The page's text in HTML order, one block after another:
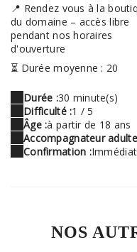
📍 Rendez vous à la
du domaine – accès libre
pendant nos horaires
d'ouverture
⏳ Durée moyenne : 20
Durée :30 minute(s)
Difficulté :1 / 5
Âge :à partir de 18 ans
Accompagnateur
Confirmation :
NOS